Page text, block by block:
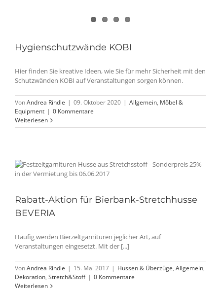
Hygienschutzwände KOBI
Hier finden Sie kreative Ideen, wie Sie für mehr Sicherheit mit den
Schutzwänden KOBI auf Veranstaltungen sorgen können.
VonAndrea Rindle | 09. Oktober 2020 | Allgemein, Möbel &
Equipment | 0 Kommentare
Weiterlesen
Rabatt-Aktion für Bierbank-Stretchhusse
BEVERIA
Häufig werden Bierzeltgarnituren jeglicher Art, auf
Veranstaltungen eingesetzt. Mit der [...]
VonAndrea Rindle | 15. Mai 2017 | Hussen & Überzüge, Allgemein,
Dekoration, Stretch&Stoff | 0 Kommentare
Weiterlesen